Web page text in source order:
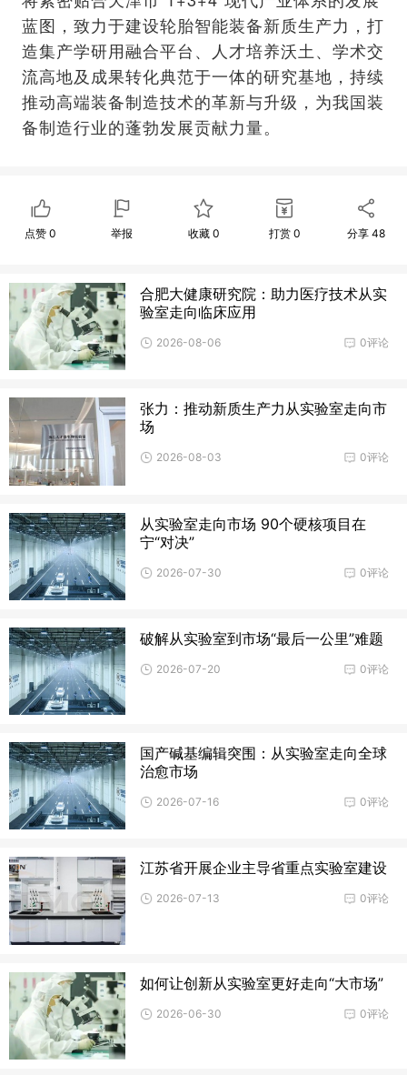
蓝图，致力于建设轮胎智能装备新质生产力，打
造集产学研用融合平台、人才培养沃土、学术交
流高地及成果转化典范于一体的研究基地，持续
推动高端装备制造技术的革新与升级，为我国装
备制造行业的蓬勃发展贡献力量。
点赞0 举报 收藏 0 打赏0 分享48
合肥大健康研究院：助力医疗技术从实
验室走向临床应用
0评论
2026-08-06
张力：推动新质生产力从实验室走向市
场
0评论
2026-08-03
从实验室走向市场 90个硬核项目在
宁“对决”
0评论
2026-07-30
破解从实验室到市场“最后一公里”难题
0评论
2026-07-20
国产碱基编辑突围：从实验室走向全球
治愈市场
0评论
2026-07-16
江苏省开展企业主导省重点实验室建设
0评论
2026-07-13
如何让创新从实验室更好走向“大市场”
0评论
2026-06-30